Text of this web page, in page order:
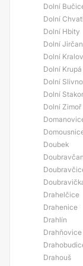
Dolní
Dolní
Dolní Hbity
Dolní
Dolní
Dolní
Dolní Slivno
Dolní
Dolní Zimoř
Doubek
Drahelčice
Drahenice
Drahlín
Drahňovice
Drahouš